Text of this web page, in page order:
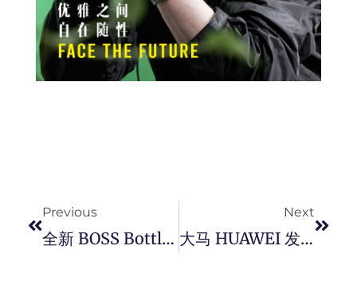
Previous
全新 BOSS Bottled Parfum 彰显 BOSS 男性的气场与态度。
Next
大马 HUAWEI 发布一枚可量血压、ECG 检测、70 多种运动模式的 HUAWEI Watch D 腕式电子表。